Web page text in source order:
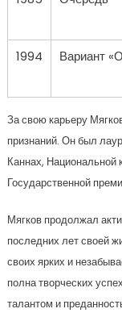
1994
Вариант
За свою карьеру
признаний. Он был
Каннах, Национальной
Государственной
Мягков продолжал
последних лет своей
своих ярких и
полна творческих
талантом и